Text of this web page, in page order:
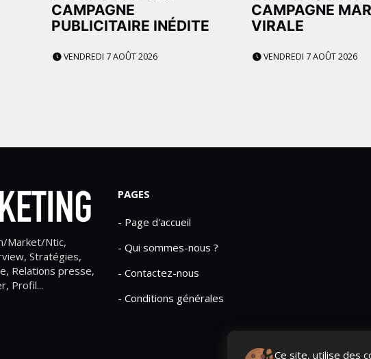
CAMPAGNE
PUBLICITAIRE INÉDITE
VENDREDI 7 AOÛT 2026
CAMPAGNE
VIRALE
VENDREDI 7 AOÛT 2026
Ce site, utilise des
Market/Ntic,
Stratégies,
Relations presse,
Profil...
PAGES
- Page d'accueil
- Qui sommes-nous ?
- Contactez-nous
- Conditions générales